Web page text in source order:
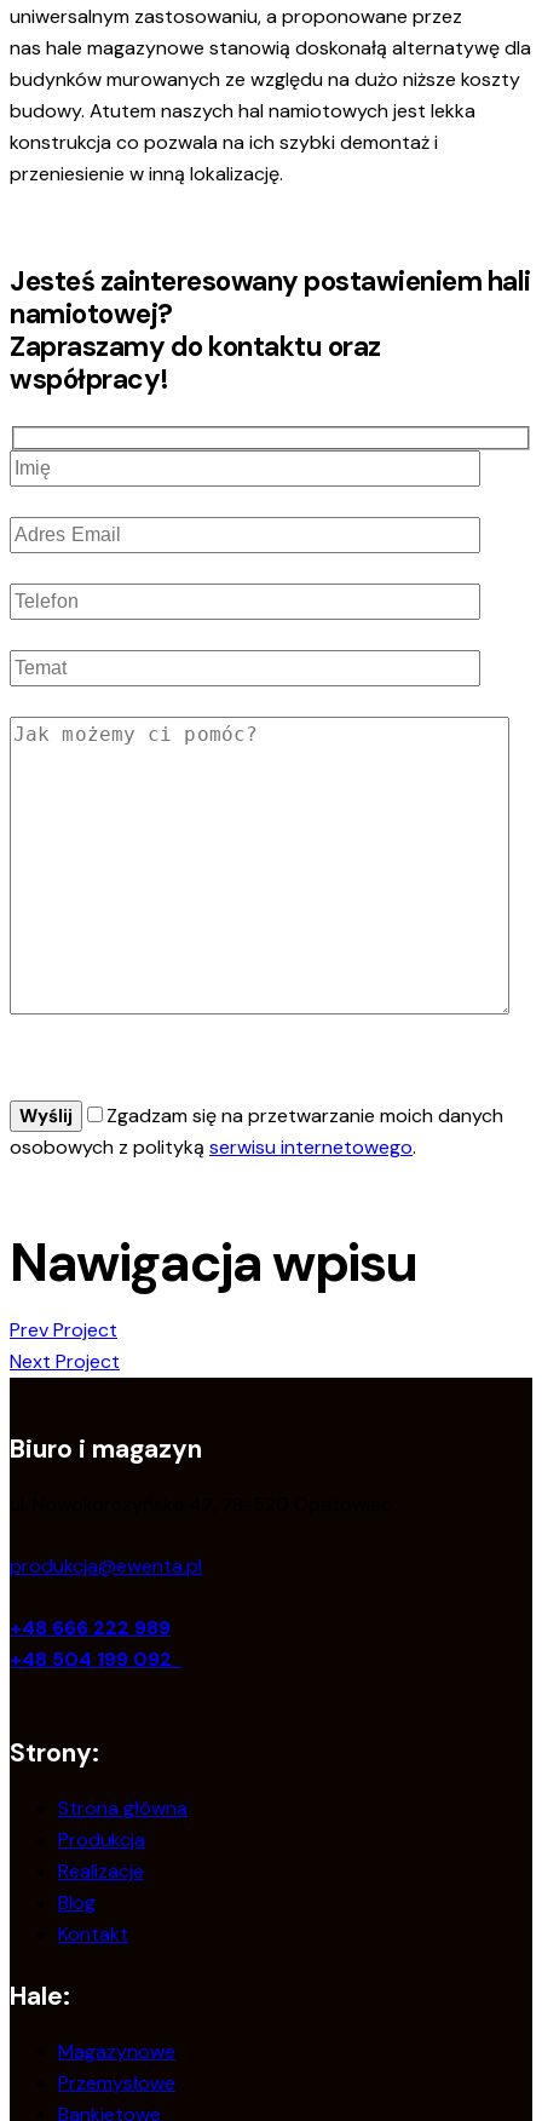
uniwersalnym zastosowaniu, a proponowane przez
nas hale magazynowe stanowią doskonałą alternatywę dla
budynków murowanych ze względu na dużo niższe koszty
budowy. Atutem naszych hal namiotowych jest lekka
konstrukcja co pozwala na ich szybki demontaż i
przeniesienie w inną lokalizację.
Jesteś zainteresowany postawieniem hali
namiotowej?
Zapraszamy do kontaktu oraz
współpracy!
Zgadzam się na przetwarzanie moich danych
osobowych z polityką serwisu internetowego.
Nawigacja wpisu
Prev Project
Next Project
Biuro i magazyn
produkcja@ewenta.pl
+48 666 222 989
+48 504 199 092
Strony:
Strona główna
Produkcja
Realizacje
Blog
Kontakt
Hale:
Magazynowe
Przemysłowe
Bankietowe